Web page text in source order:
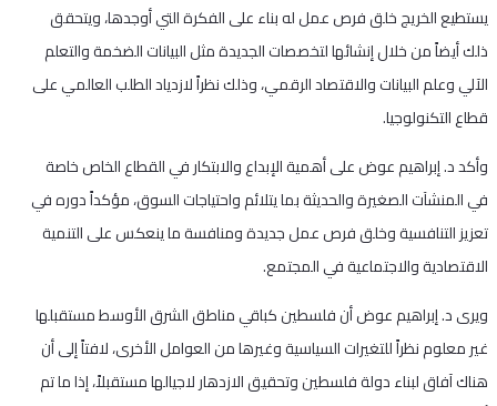
يستطيع الخريج خلق فرص عمل له بناء على الفكرة التي أوجدها، ويتحقق
ذلك أيضاً من خلال إنشائها لتخصصات الجديدة مثل البيانات الضخمة والتعلم
الآلي وعلم البيانات والاقتصاد الرقمي، وذلك نظراً لازدياد الطلب العالمي على
قطاع التكنولوجيا.
وأكد د. إبراهيم عوض على أهمية الإبداع والابتكار في القطاع الخاص خاصة
في المنشآت الصغيرة والحديثة بما يتلائم واحتياجات السوق، مؤكداً دوره في
تعزيز التنافسية وخلق فرص عمل جديدة ومنافسة ما ينعكس على التنمية
الاقتصادية والاجتماعية في المجتمع.
ويرى د. إبراهيم عوض أن فلسطين كباقي مناطق الشرق الأوسط مستقبلها
غير معلوم نظراً للتغيرات السياسية وغيرها من العوامل الأخرى، لافتاً إلى أن
هناك آفاق لبناء دولة فلسطين وتحقيق الازدهار لاجيالها مستقبلاً، إذا ما تم